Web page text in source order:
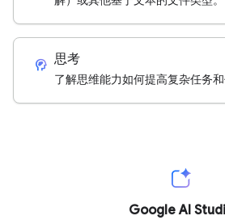
cognition_2 思考
了解思维能力如何提高复杂任务和
Google AI